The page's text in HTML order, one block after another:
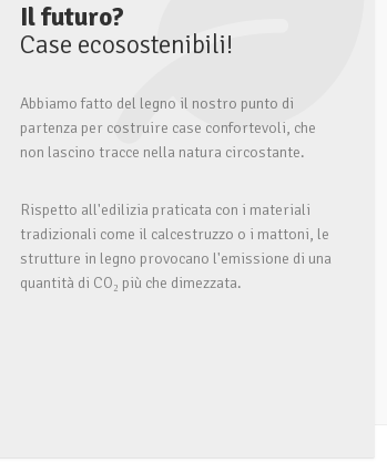
Il futuro?
Case ecosostenibili!
Abbiamo fatto del legno il nostro punto di
partenza per costruire case confortevoli, che
non lascino tracce nella natura circostante.
Rispetto all'edilizia praticata con i materiali
tradizionali come il calcestruzzo o i mattoni, le
strutture in legno provocano l'emissione di una
quantità di CO₂ più che dimezzata.